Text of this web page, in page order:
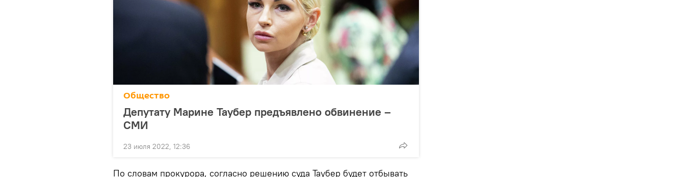
Общество
Депутату Марине Таубер предъявлено обвинение –
СМИ
23 июля 2022, 12:36
По словам прокурора, согласно решению суда Таубер будет отбывать